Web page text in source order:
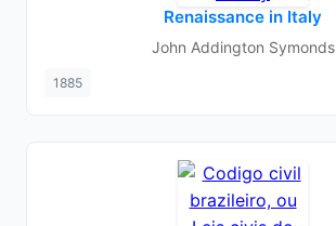
Renaissance in Italy
John Addington Symonds
1885